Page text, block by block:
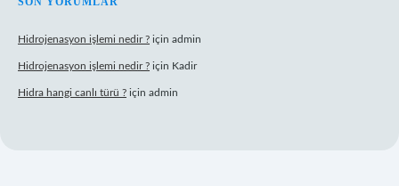
Hidrojenasyon işlemi nedir ? için admin
Hidrojenasyon işlemi nedir ? için Kadir
Hidra hangi canlı türü ? için admin